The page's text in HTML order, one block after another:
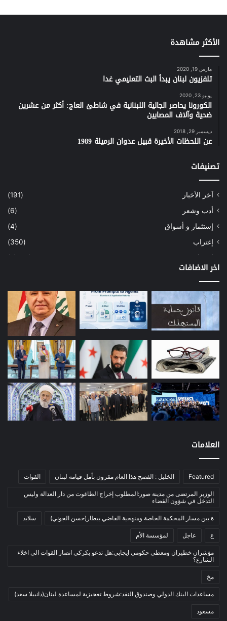
الأكثر مشاهدة
مارس 19, 2020
تلفزيون لبنان يبدأ البث التعليمي غدا
يونيو 23, 2020
الكورونا يحاصر الجالية اللبنانية في شاطئ العاج: أكثر من عشرين
ضحية وآلاف المصابين
ديسمبر 29, 2018
عن اللحظات الأخيرة قبيل عدوان الرميلة 1989
تصنيفات
آخر الأخبار
(191)
أدب وشعر
(6)
إستثمار و أسواق
(4)
إغتراب
(350)
إقتصاد
(1٬040)
إعمار
(3)
بيئة
(16)
دراسة
(24)
(12)
مصارف
(168)
معادن
(1)
موازنة
(4)
نفط
(91)
اتصالات
(26)
الرئيسية
العالم العربي
المحكمة الخاصة
بيئة
أدب وشعر
إعلام
بروفايل
اخر الاضافات
العلامات
Featured الخليل : الفصح هذا العام مقرون بأمل قيامة لبنان القوات
الوزير المرتضى من مدينة صور:المطلوب إخراج الطاغوت من دار العدالة وليس
التدخل في شؤون القضاء
ة بين مسار المحكمة الخاصة ومنهجية القاضي بيطار(حسن الجوني) سلايد
ع عاجل لمؤسسة الأم
مؤشران خطيران ومعطى حكومي ايجابي:هل تدعو بكركي انصار القوات الى اخلاء
الشارع؟
مخ
مساعدات البنك الدولي وصندوق النقد:شروط تعجيزية لمساعدة لبنان(دانييلا سعد)
مسعود